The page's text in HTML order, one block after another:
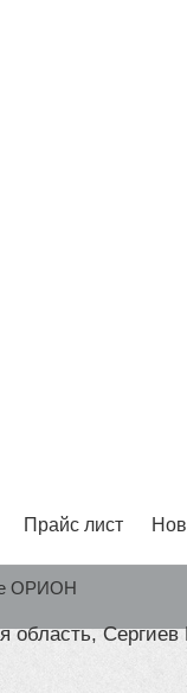
Прайс лист
ОРИОН
область,